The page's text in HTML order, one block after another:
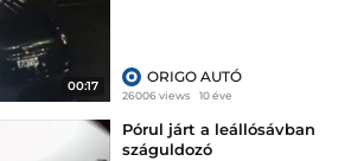
00:17
ORIGO AUTÓ
26006 views 10 éve
Pórul járt a leállósávban
száguldozó